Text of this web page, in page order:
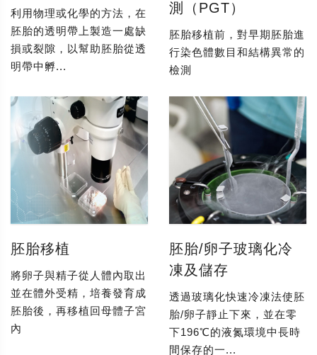
利用物理或化學的方法，在
胚胎的透明帶上製造一處缺
損或裂隙，以幫助胚胎從透
明帶中孵...
測（PGT）
胚胎移植前，對早期胚胎進
行染色體數目和結構異常的
檢測
胚胎移植
將卵子與精子從人體內取出
並在體外受精，培養發育成
胚胎後，再移植回母體子宮
內
胚胎/卵子玻璃化冷
凍及儲存
透過玻璃化快速冷凍法使胚
胎/卵子靜止下來，並在零
下196℃的液氮環境中長時
間保存的一...